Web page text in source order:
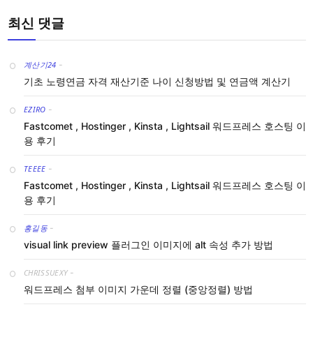
최신 댓글
계산기24 -
기초 노령연금 자격 재산기준 나이 신청방법 및 연금액 계산기
EZIRO -
Fastcomet , Hostinger , Kinsta , Lightsail 워드프레스 호스팅 이
용 후기
TEEEE -
Fastcomet , Hostinger , Kinsta , Lightsail 워드프레스 호스팅 이
용 후기
홍길동 -
visual link preview 플러그인 이미지에 alt 속성 추가 방법
CHRISSUEXY -
워드프레스 첨부 이미지 가운데 정렬 (중앙정렬) 방법